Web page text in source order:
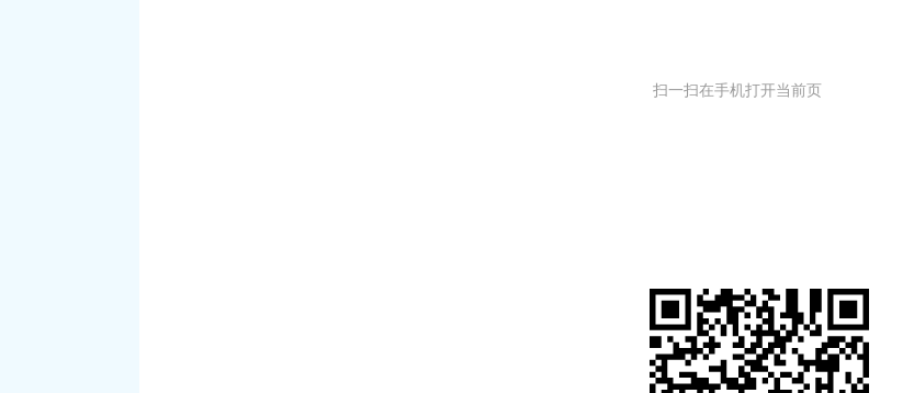
扫一扫在手机打开当前页